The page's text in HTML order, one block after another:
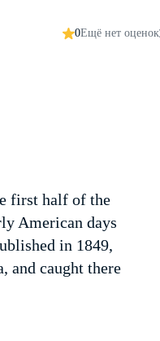
0Ещё нет оценок
first half of the
American days
in 1849,
and caught there